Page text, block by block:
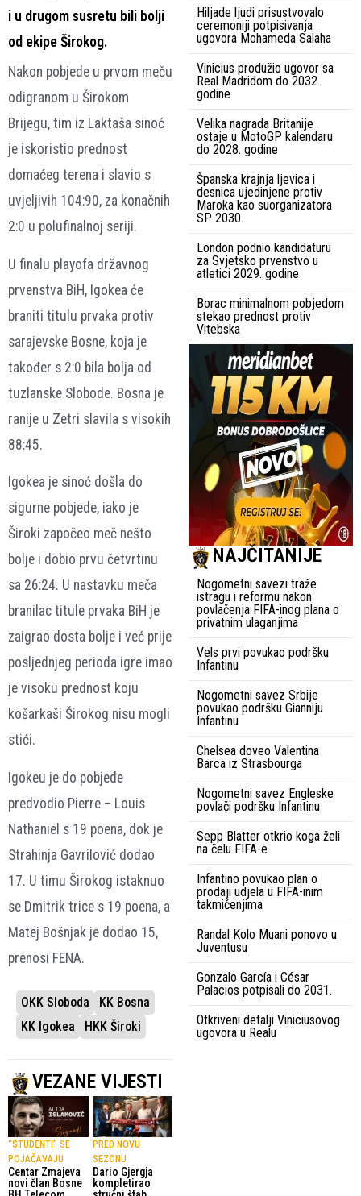
i u drugom susretu bili bolji
od ekipe Širokog.
Nakon pobjede u prvom meču
odigranom u Širokom
Brijegu, tim iz Laktaša sinoć
je iskoristio prednost
domaćeg terena i slavio s
uvjeljivih 104:90, za konačnih
2:0 u polufinalnoj seriji.
U finalu playofa državnog
prvenstva BiH, Igokea će
braniti titulu prvaka protiv
sarajevske Bosne, koja je
također s 2:0 bila bolja od
tuzlanske Slobode. Bosna je
ranije u Zetri slavila s visokih
88:45.
Igokea je sinoć došla do
sigurne pobjede, iako je
Široki započeo meč nešto
bolje i dobio prvu četvrtinu
sa 26:24. U nastavku meča
branilac titule prvaka BiH je
zaigrao dosta bolje i već prije
posljednjeg perioda igre imao
je visoku prednost koju
košarkaši Širokog nisu mogli
stići.
Igokeu je do pobjede
predvodio Pierre – Louis
Nathaniel s 19 poena, dok je
Strahinja Gavrilović dodao
17. U timu Širokog istaknuo
se Dmitrik trice s 19 poena, a
Matej Bošnjak je dodao 15,
prenosi FENA.
OKK Sloboda
KK Bosna
KK Igokea
HKK Široki
VEZANE VIJESTI
“STUDENTI” SE
POJAČAVAJU
Centar Zmajeva
novi član Bosne
PRED NOVU
SEZONU
Dario Gjergja
kompletirao
Hiljade ljudi prisustvovalo
ceremoniji potpisivanja
ugovora Mohameda Salaha
Vinicius produžio ugovor sa
Real Madridom do 2032.
godine
Velika nagrada Britanije
ostaje u MotoGP kalendaru
do 2028. godine
Španska krajnja ljevica i
desnica ujedinjene protiv
Maroka kao suorganizatora
SP 2030.
London podnio kandidaturu
za Svjetsko prvenstvo u
atletici 2029. godine
Borac minimalnom pobjedom
stekao prednost protiv
Vitebska
NAJČITANIJE
Nogometni savezi traže
istragu i reformu nakon
povlačenja FIFA-inog plana o
privatnim ulaganjima
Vels prvi povukao podršku
Infantinu
Nogometni savez Srbije
povukao podršku Gianniju
Infantinu
Chelsea doveo Valentina
Barca iz Strasbourga
Nogometni savez Engleske
povlači podršku Infantinu
Sepp Blatter otkrio koga želi
na čelu FIFA-e
Infantino povukao plan o
prodaji udjela u FIFA-inim
takmičenjima
Randal Kolo Muani ponovo u
Juventusu
Gonzalo García i César
Palacios potpisali do 2031.
Otkriveni detalji Viniciusovog
ugovora u Realu